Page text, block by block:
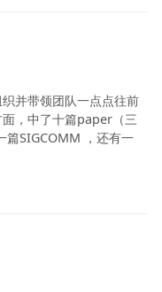
并带领团队一点点往前
，中了十篇paper（三
篇SIGCOMM ，还有一